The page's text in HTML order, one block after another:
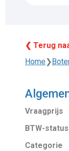
❮ Terug
Home❯
Vraagprijs
BTW-status
Categorie